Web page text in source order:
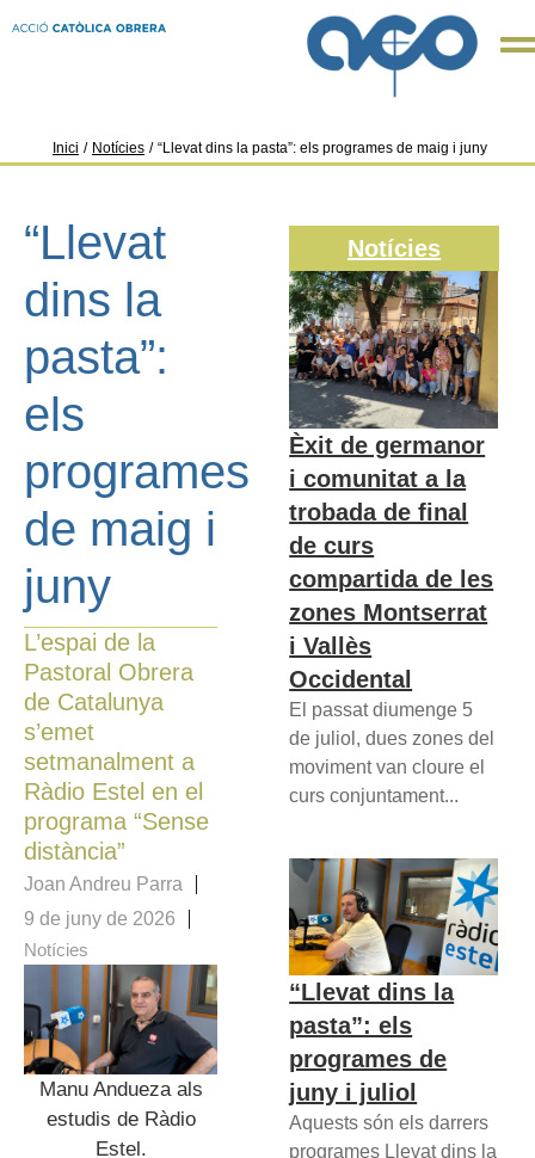
Inici / Notícies / “Llevat dins la pasta”: els programes de maig i juny
“Llevat
dins la
pasta”:
els
programes
de maig i
juny
L’espai de la
Pastoral Obrera
de Catalunya
s’emet
setmanalment a
Ràdio Estel en el
programa “Sense
distància”
Joan Andreu Parra
9 de juny de 2026
Notícies
Manu Andueza als
estudis de Ràdio
Estel.
Notícies
Èxit de germanor
i comunitat a la
trobada de final
de curs
compartida de les
zones Montserrat
i Vallès
Occidental
El passat diumenge 5
de juliol, dues zones del
moviment van cloure el
curs conjuntament...
“Llevat dins la
pasta”: els
programes de
juny i juliol
Aquests són els darrers
programes Llevat dins la